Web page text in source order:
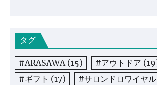
タグ
#ARASAWA(15) #アウトドア
#ギフト (17) #サロンドロワイヤル